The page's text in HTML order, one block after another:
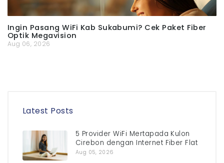
Ingin Pasang WiFi Kab Sukabumi? Cek Paket Fiber
Optik Megavision
Aug 06, 2026
Latest Posts
5 Provider WiFi Mertapada Kulon
Cirebon dengan Internet Fiber Flat
Aug 05, 2026